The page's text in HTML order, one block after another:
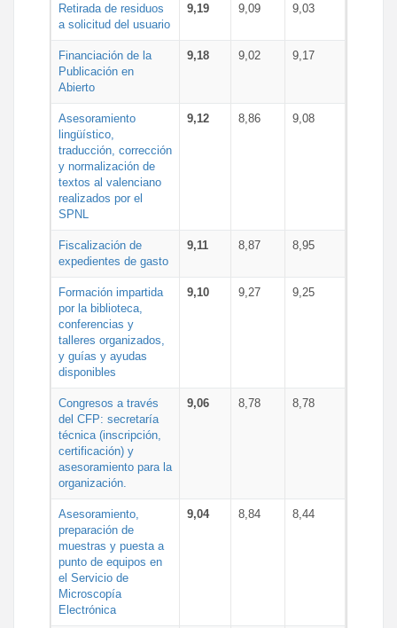
Retirada de residuos
a solicitud del usuario
9,19 9,09 9,03
Financiación de la
Publicación en
Abierto
9,18 9,02 9,17
Asesoramiento
lingüístico,
traducción, corrección
y normalización de
textos al valenciano
realizados por el
SPNL
9,12 8,86 9,08
Fiscalización de
expedientes de gasto
9,11 8,87 8,95
Formación impartida
por la biblioteca,
conferencias y
talleres organizados,
y guías y ayudas
disponibles
9,10 9,27 9,25
Congresos a través
del CFP: secretaría
técnica (inscripción,
certificación) y
asesoramiento para la
organización.
9,06 8,78 8,78
Asesoramiento,
preparación de
muestras y puesta a
punto de equipos en
el Servicio de
Microscopía
Electrónica
9,04 8,84 8,44